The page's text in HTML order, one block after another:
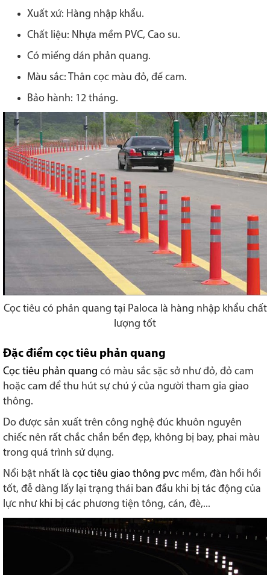
Xuất xứ: Hàng nhập khẩu.
Chất liệu: Nhựa mềm PVC, Cao su.
Có miếng dán phản quang.
Màu sắc: Thân cọc màu đỏ, đế cam.
Bảo hành: 12 tháng.
Cọc tiêu có phản quang tại Paloca là hàng nhập khẩu chất
lượng tốt
Đặc điểm cọc tiêu phản quang
Cọc tiêu phản quang có màu sắc sặc sở như đỏ, đỏ cam
hoặc cam để thu hút sự chú ý của người tham gia giao
thông.
Do được sản xuất trên công nghệ đúc khuôn nguyên
chiếc nên rất chắc chắn bền đẹp, không bị bay, phai màu
trong quá trình sử dụng.
Nổi bật nhất là cọc tiêu giao thông pvc mềm, đàn hồi hồi
tốt, đễ dàng lấy lại trạng thái ban đầu khi bị tác động của
lực như khi bị các phương tiện tông, cán, đè,...